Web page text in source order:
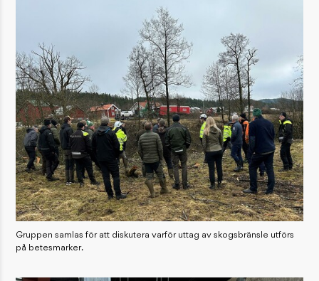
Gruppen samlas för att diskutera varför uttag av skogsbränsle utförs
på betesmarker.